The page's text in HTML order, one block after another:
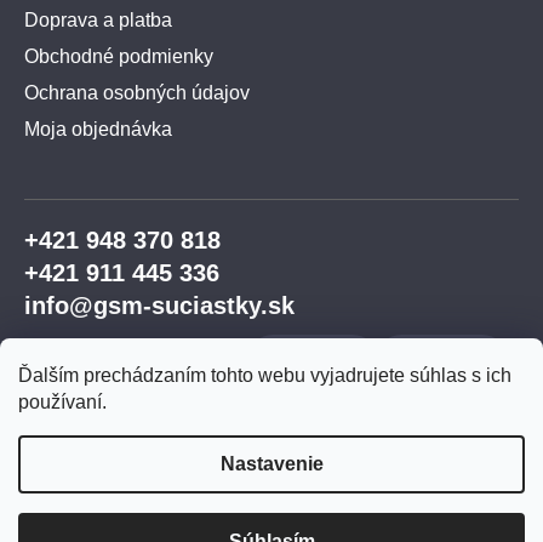
Ďalším prechádzaním tohto webu vyjadrujete súhlas s ich
používaní.
Nastavenie
Doprava a platba
Obchodné podmienky
Ochrana osobných údajov
Moja objednávka
+421 948 370 818
+421 911 445 336
info@gsm-suciastky.sk